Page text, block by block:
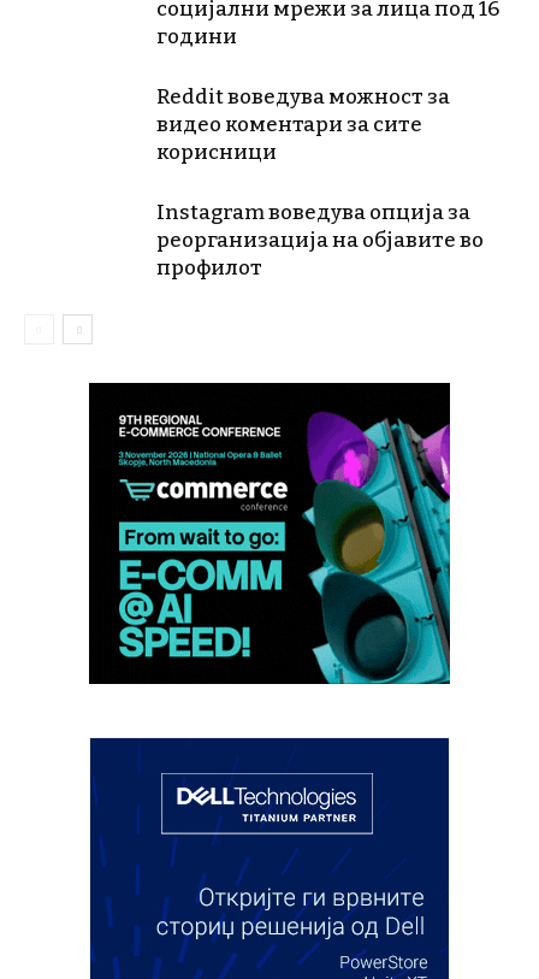
социјални мрежи за лица под 16
години
Reddit воведува можност за
видео коментари за сите
корисници
Instagram воведува опција за
реорганизација на објавите во
профилот